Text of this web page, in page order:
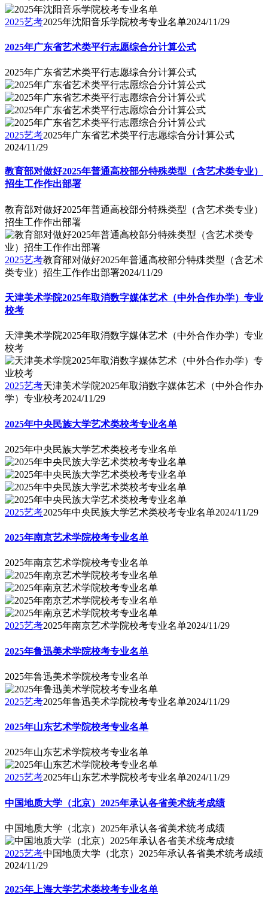
2025艺考2025年沈阳音乐学院校考专业名单2024/11/29
2025年广东省艺术类平行志愿综合分计算公式
2025年广东省艺术类平行志愿综合分计算公式
2025艺考2025年广东省艺术类平行志愿综合分计算公式
2024/11/29
教育部对做好2025年普通高校部分特殊类型（含艺术类专业）
招生工作作出部署
教育部对做好2025年普通高校部分特殊类型（含艺术类专业）
招生工作作出部署
2025艺考教育部对做好2025年普通高校部分特殊类型（含艺术
类专业）招生工作作出部署2024/11/29
天津美术学院2025年取消数字媒体艺术（中外合作办学）专业
校考
天津美术学院2025年取消数字媒体艺术（中外合作办学）专业
校考
2025艺考天津美术学院2025年取消数字媒体艺术（中外合作办
学）专业校考2024/11/29
2025年中央民族大学艺术类校考专业名单
2025年中央民族大学艺术类校考专业名单
2025艺考2025年中央民族大学艺术类校考专业名单2024/11/29
2025年南京艺术学院校考专业名单
2025年南京艺术学院校考专业名单
2025艺考2025年南京艺术学院校考专业名单2024/11/29
2025年鲁迅美术学院校考专业名单
2025年鲁迅美术学院校考专业名单
2025艺考2025年鲁迅美术学院校考专业名单2024/11/29
2025年山东艺术学院校考专业名单
2025年山东艺术学院校考专业名单
2025艺考2025年山东艺术学院校考专业名单2024/11/29
中国地质大学（北京）2025年承认各省美术统考成绩
中国地质大学（北京）2025年承认各省美术统考成绩
2025艺考中国地质大学（北京）2025年承认各省美术统考成绩
2024/11/29
2025年上海大学艺术类校考专业名单